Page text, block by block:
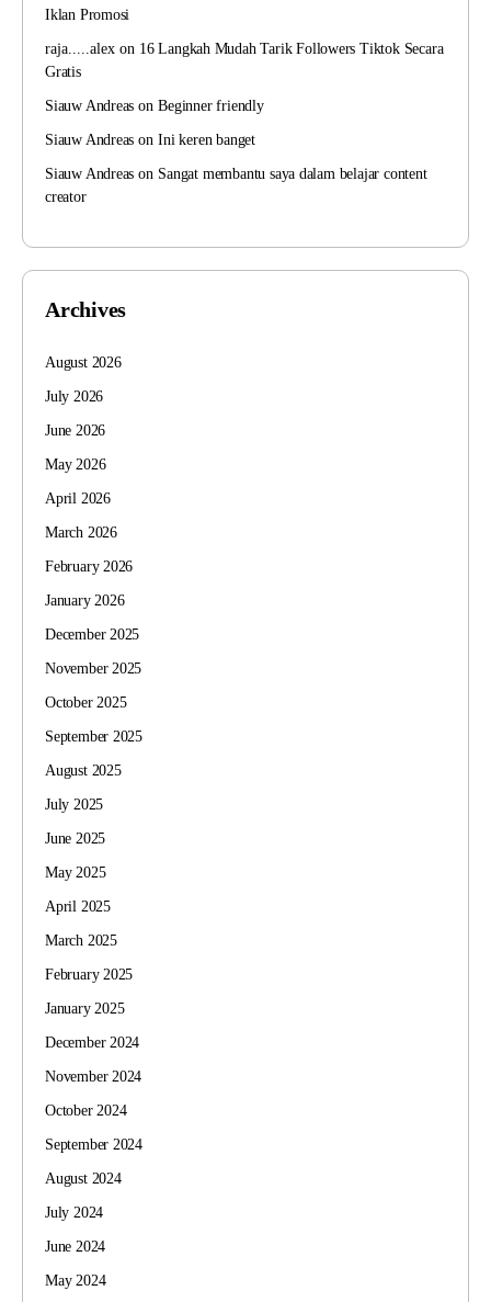
Iklan Promosi
raja.....alex on 16 Langkah Mudah Tarik Followers Tiktok Secara
Gratis
Siauw Andreas onBeginner friendly
Siauw Andreas onIni keren banget
Siauw Andreas on Sangat membantu saya dalam belajar content
creator
Archives
August 2026
July 2026
June 2026
May 2026
April 2026
March 2026
February 2026
January 2026
December 2025
November 2025
October 2025
September 2025
August 2025
July 2025
June 2025
May 2025
April 2025
March 2025
February 2025
January 2025
December 2024
November 2024
October 2024
September 2024
August 2024
July 2024
June 2024
May 2024